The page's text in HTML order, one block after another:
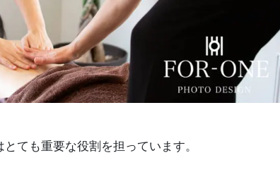
ても重要な役割を担っています。